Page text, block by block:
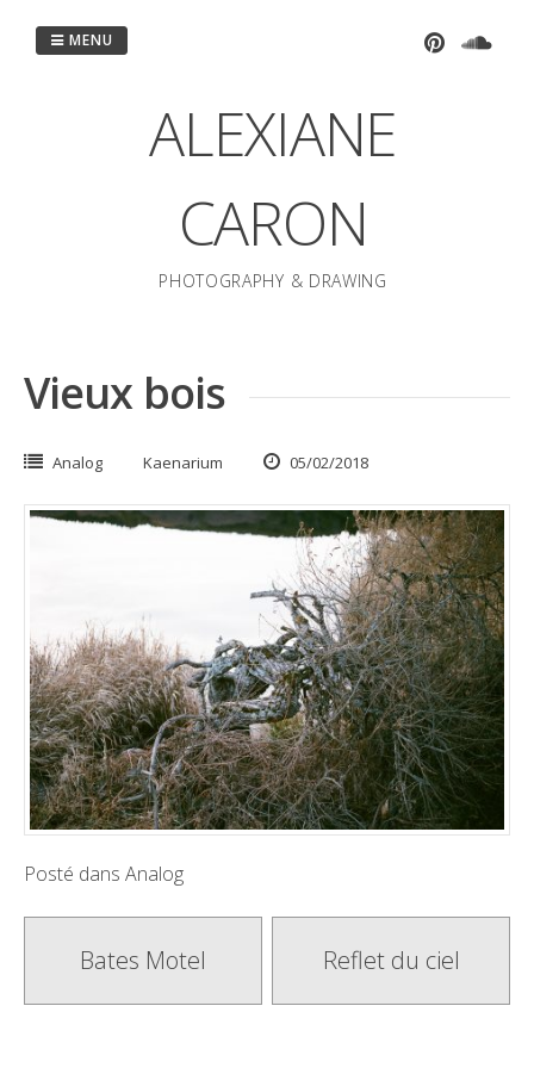
ALEXIANE
CARON
PHOTOGRAPHY & DRAWING
MENU
Vieux bois
Analog Kaenarium 05/02/2018
Posté dans Analog
Poste
navigation
Bates Motel Reflet du ciel